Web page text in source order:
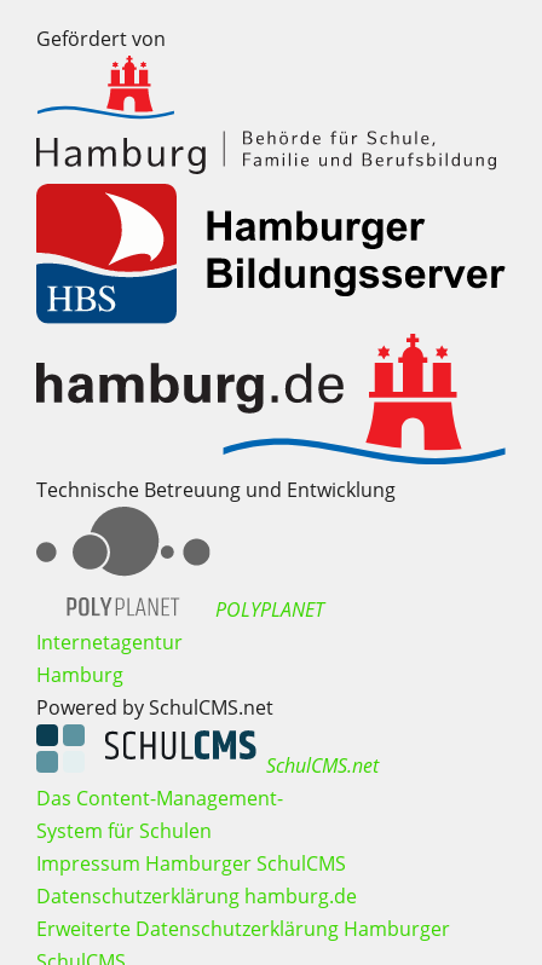
Gefördert von
Technische Betreuung und Entwicklung
POLYPLANET
Internetagentur
Hamburg
Powered by SchulCMS.net
SchulCMS.net
Das Content-Management-
System für Schulen
Impressum Hamburger SchulCMS
Datenschutzerklärung hamburg.de
Erweiterte Datenschutzerklärung Hamburger